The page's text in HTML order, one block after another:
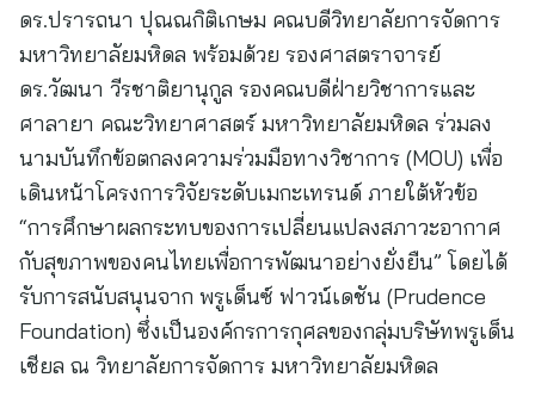
ดร.ปรารถนา ปุณณกิติเกษม คณบดีวิทยาลัยการจัดการ
มหาวิทยาลัยมหิดล พร้อมด้วย รองศาสตราจารย์
ดร.วัฒนา วีรชาติยานุกูล รองคณบดีฝ่ายวิชาการและ
ศาลายา คณะวิทยาศาสตร์ มหาวิทยาลัยมหิดล ร่วมลง
นามบันทึกข้อตกลงความร่วมมือทางวิชาการ (MOU) เพื่อ
เดินหน้าโครงการวิจัยระดับเมกะเทรนด์ ภายใต้หัวข้อ
“การศึกษาผลกระทบของการเปลี่ยนแปลงสภาวะอากาศ
กับสุขภาพของคนไทยเพื่อการพัฒนาอย่างยั่งยืน” โดยได้
รับการสนับสนุนจาก พรูเด็นซ์ ฟาวน์เดชัน (Prudence
Foundation) ซึ่งเป็นองค์กรการกุศลของกลุ่มบริษัทพรูเด็น
เชียล ณ วิทยาลัยการจัดการ มหาวิทยาลัยมหิดล